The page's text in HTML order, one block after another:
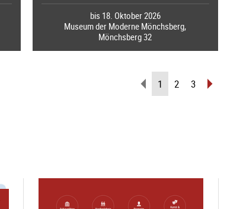
bis 18. Oktober 2026
Museum der Moderne Mönchsberg,
Mönchsberg 32
zurückblättern
1 (aktuelle
Seite)
2 3